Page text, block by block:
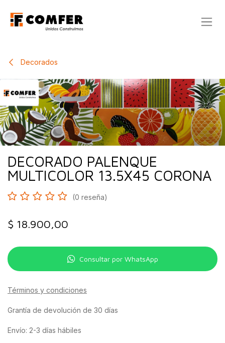
Decorados
DECORADO PALENQUE
MULTICOLOR 13.5X45 CORONA
(0 reseña)
$ 18.900,00
Consultar por WhatsApp
Términos y condiciones
Grantía de devolución de 30 días
Envío: 2-3 días hábiles